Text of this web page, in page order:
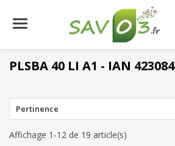
PLSBA 40 LI A1 - IAN 423084
Pertinence
Affichage 1-12 de 19 article(s)